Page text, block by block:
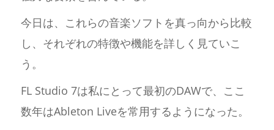
今日は、これらの音楽ソフトを真っ向から比較
し、それぞれの特徴や機能を詳しく見ていこ
う。
FL Studio 7は私にとって最初のDAWで、ここ
数年はAbleton Liveを常用するようになった。